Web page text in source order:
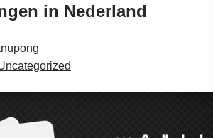
in Nederland